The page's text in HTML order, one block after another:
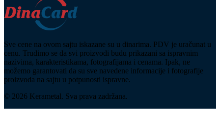
Sve cene na ovom sajtu iskazane su u dinarima. PDV je uračunat u
cenu. Trudimo se da svi proizvodi budu prikazani sa ispravnim
nazivima, karakteristikama, fotografijama i cenama. Ipak, ne
možemo garantovati da su sve navedene informacije i fotografije
proizvoda na sajtu u potpunosti ispravne.
© 2026 Kerametal. Sva prava zadržana.